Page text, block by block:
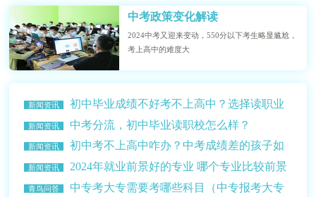
中考政策变化解读
2024中考又迎来变动，550分以下考生略显尴尬，
考上高中的难度大
新闻资讯
初中毕业成绩不好考不上高中？选择读职业
学校？
新闻资讯 中考分流，初中毕业读职校怎么样？
新闻资讯
初中考不上高中咋办？中考成绩差的孩子如
何选择学校？
新闻资讯
2024年就业前景好的专业 哪个专业比较前景
比较好赚钱多？
青鸟问答
中专考大专需要考哪些科目（中专报考大专